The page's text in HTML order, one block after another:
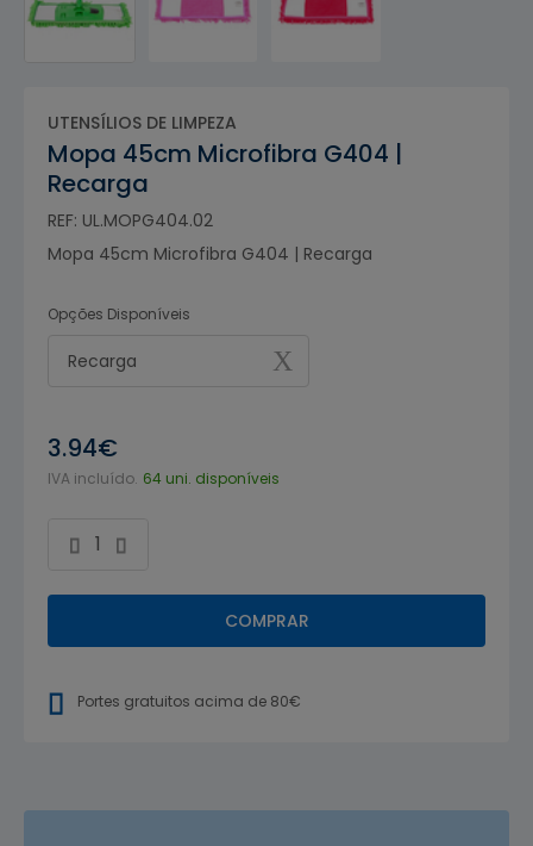
UTENSÍLIOS DE LIMPEZA
Mopa 45cm Microfibra G404 |
Recarga
REF: UL.MOPG404.02
Mopa 45cm Microfibra G404 | Recarga
Opções Disponíveis
Recarga
3.94€
IVA incluído. 64 uni. disponíveis
COMPRAR
Portes gratuitos acima de 80€